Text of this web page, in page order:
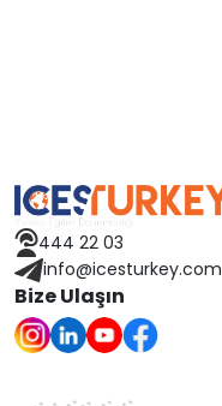
Avusturya
Finlandiya
Çekya
444 22 03
info@icesturkey.com
Bize Ulaşın